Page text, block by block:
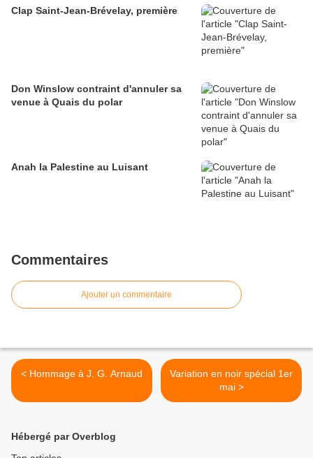
Clap Saint-Jean-Brévelay, première
Don Winslow contraint d'annuler sa
venue à Quais du polar
Anah la Palestine au Luisant
Commentaires
Ajouter un commentaire
< Hommage à J. G. Arnaud
Variation en noir spécial 1er
mai >
Hébergé par Overblog